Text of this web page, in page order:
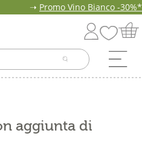
➝ Promo Vino Bianco -30%*
aggiunta di